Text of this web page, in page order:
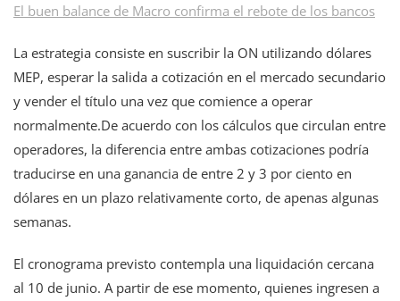
El buen balance de Macro confirma el rebote de los bancos
La estrategia consiste en suscribir la ON utilizando dólares
MEP, esperar la salida a cotización en el mercado secundario
y vender el título una vez que comience a operar
normalmente.De acuerdo con los cálculos que circulan entre
operadores, la diferencia entre ambas cotizaciones podría
traducirse en una ganancia de entre 2 y 3 por ciento en
dólares en un plazo relativamente corto, de apenas algunas
semanas.
El cronograma previsto contempla una liquidación cercana
al 10 de junio. A partir de ese momento, quienes ingresen a